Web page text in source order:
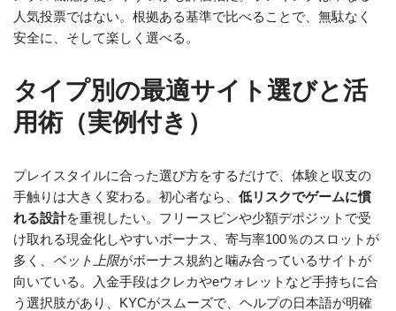
人気投票ではない。根拠ある基準で比べることで、無駄なく
安全に、そして楽しく選べる。
タイプ別の最適サイト選びと活
用術（実例付き）
プレイスタイルに合った選び方をするだけで、体験と収支の
手触りは大きく変わる。初心者なら、 低リスクでゲームに慣
れる設計を重視したい。フリースピンや少額デポジットで受
け取れる現金化しやすいボーナス、寄与率100％のスロットが
多く、 ベット上限がボーナス規約と噛み合っているサイトが
向いている。入金手段はクレカやeウォレットなど手持ちに合
う選択肢があり、KYCがスムーズで、ヘルプの日本語が明確